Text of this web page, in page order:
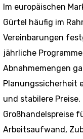
Im europäischen
Gürtel häufig im
Vereinbarungen
jährliche
Abnahmemengen
Planungssicherheit
und stabilere Preise.
Großhandelspreise
Arbeitsaufwand,